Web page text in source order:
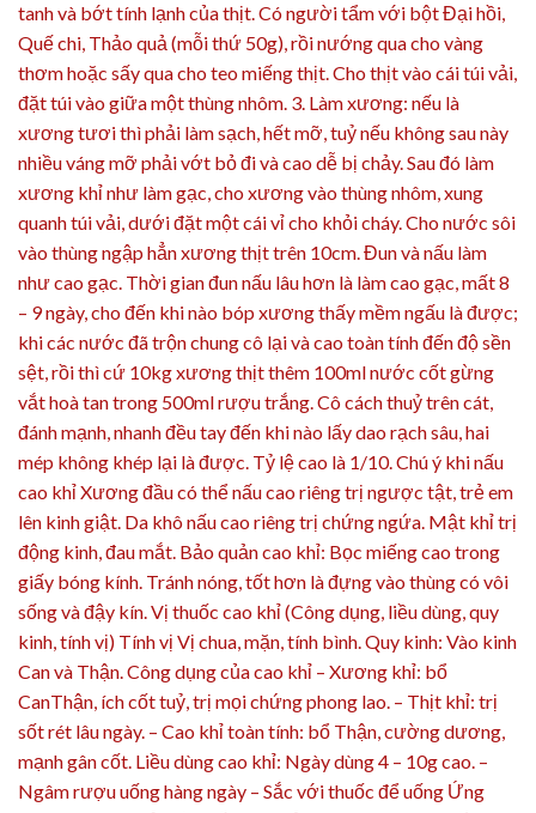
tanh và bớt tính lạnh của thịt. Có người tẩm với bột Đại hồi,
Quế chi, Thảo quả (mỗi thứ 50g), rồi nướng qua cho vàng
thơm hoặc sấy qua cho teo miếng thịt. Cho thịt vào cái túi vải,
đặt túi vào giữa một thùng nhôm. 3. Làm xương: nếu là
xương tươi thì phải làm sạch, hết mỡ, tuỷ nếu không sau này
nhiều váng mỡ phải vớt bỏ đi và cao dễ bị chảy. Sau đó làm
xương khỉ như làm gạc, cho xương vào thùng nhôm, xung
quanh túi vải, dưới đặt một cái vỉ cho khỏi cháy. Cho nước sôi
vào thùng ngập hẳn xương thịt trên 10cm. Đun và nấu làm
như cao gạc. Thời gian đun nấu lâu hơn là làm cao gạc, mất 8
– 9 ngày, cho đến khi nào bóp xương thấy mềm ngấu là được;
khi các nước đã trộn chung cô lại và cao toàn tính đến độ sền
sệt, rồi thì cứ 10kg xương thịt thêm 100ml nước cốt gừng
vắt hoà tan trong 500ml rượu trắng. Cô cách thuỷ trên cát,
đánh mạnh, nhanh đều tay đến khi nào lấy dao rạch sâu, hai
mép không khép lại là được. Tỷ lệ cao là 1/10. Chú ý khi nấu
cao khỉ Xương đầu có thể nấu cao riêng trị ngược tật, trẻ em
lên kinh giật. Da khô nấu cao riêng trị chứng ngứa. Mật khỉ trị
động kinh, đau mắt. Bảo quản cao khỉ: Bọc miếng cao trong
giấy bóng kính. Tránh nóng, tốt hơn là đựng vào thùng có vôi
sống và đậy kín. Vị thuốc cao khỉ (Công dụng, liều dùng, quy
kinh, tính vị) Tính vị Vị chua, mặn, tính bình. Quy kinh: Vào kinh
Can và Thận. Công dụng của cao khỉ – Xương khỉ: bổ
CanThận, ích cốt tuỷ, trị mọi chứng phong lao. – Thịt khỉ: trị
sốt rét lâu ngày. – Cao khỉ toàn tính: bổ Thận, cường dương,
mạnh gân cốt. Liều dùng cao khỉ: Ngày dùng 4 – 10g cao. –
Ngâm rượu uống hàng ngày – Sắc với thuốc để uống Ứng